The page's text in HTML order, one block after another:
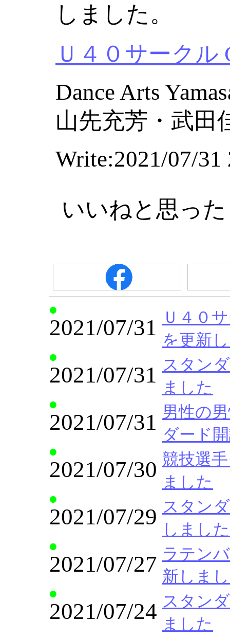
しました。
Ｕ４０サークル
Dance Arts
山先充芳・武田
Write:2021/07/31
いいねと思っ
2021/07/31 Ｕ４０
を更新
2021/07/31 スタン
ました
2021/07/31 男性の
ダード
2021/07/30 競技選
ました
2021/07/29 スタン
しました
2021/07/27 ラテン
新しま
2021/07/24 スタン
ました